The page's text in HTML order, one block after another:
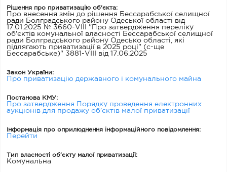
Рішення про приватизацію об'єкта:
Про внесення змін до рішення Бессарабської селищної
ради Болградського району Одеської області від
17.01.2025 № 3660-VIII "Про затвердження переліку
об'єктів комунальної власності Бессарабської селищної
ради Болградського району Одесько області, які
підлягають приватизації в 2025 році" (с-ще
Бессарабське)" 3881-VIII від 17.06.2025
Закон України:
Про приватизацію державного і комунального майна
Постанова КМУ:
Про затвердження Порядку проведення електронних
аукціонів для продажу об’єктів малої приватизації
Інформація про оприлюднення інформаційного повідомлення:
Перейти
Тип власності об’єкту малої приватизації:
Комунальна